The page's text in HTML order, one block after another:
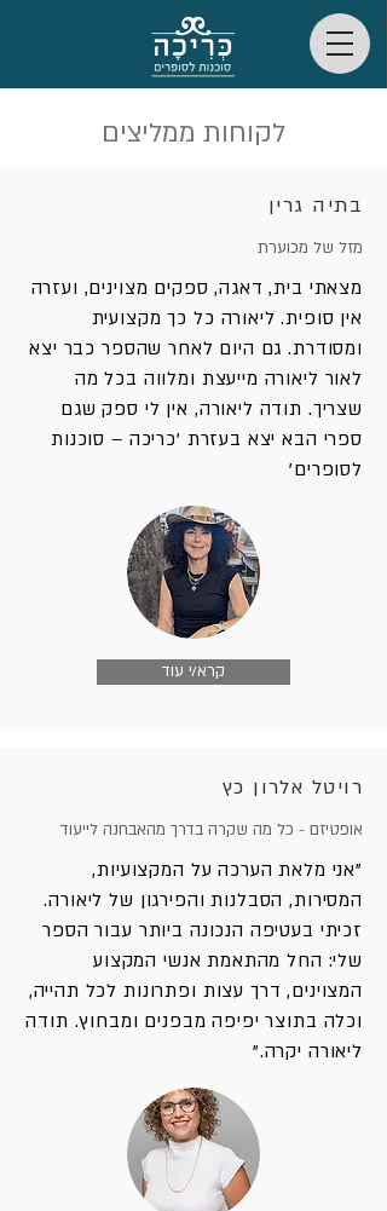
לקוחות ממליצים
בתיה גרין
מזל של מכוערת
מצאתי בית, דאגה, ספקים מצוינים, ועזרה
אין סופית. ליאורה כל כך מקצועית
ומסודרת. גם היום לאחר שהספר כבר יצא
לאור ליאורה מייעצת ומלווה בכל מה
שצריך. תודה ליאורה, אין לי ספק שגם
ספרי הבא יצא בעזרת 'כריכה – סוכנות
לסופרים'
קרא/י עוד
רויטל אלרון כץ
אופטיזם - כל מה שקרה בדרך מהאבחנה לייעוד
"אני מלאת הערכה על המקצועיות,
המסירות, הסבלנות והפירגון של ליאורה.
זכיתי בעטיפה הנכונה ביותר עבור הספר
שלי: החל מהתאמת אנשי המקצוע
המצוינים, דרך עצות ופתרונות לכל תהייה,
וכלה בתוצר יפיפה מבפנים ומבחוץ. תודה
ליאורה יקרה."